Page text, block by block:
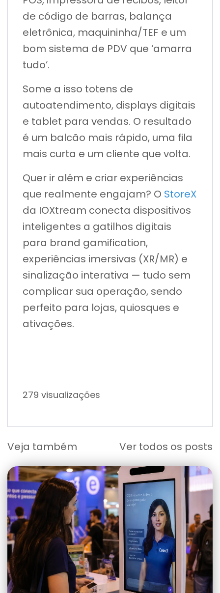
de código de barras, balança
eletrônica, maquininha/TEF e um
bom sistema de PDV que ‘amarra
tudo’.
Some a isso totens de
autoatendimento, displays digitais
e tablet para vendas. O resultado
é um balcão mais rápido, uma fila
mais curta e um cliente que volta.
Quer ir além e criar experiências
que realmente engajam? O StoreX
da IOXtream conecta dispositivos
inteligentes a gatilhos digitais
para brand gamification,
experiências imersivas (XR/MR) e
sinalização interativa — tudo sem
complicar sua operação, sendo
perfeito para lojas, quiosques e
ativações.
279 visualizações
Veja também Ver todos os posts